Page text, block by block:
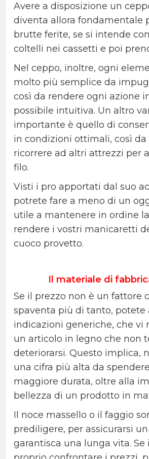
Avere a disposizione un
diventa allora fondamentale
brutte ferite, se si intende
coltelli nei cassetti e poi
Nel ceppo, inoltre, ogni
molto più semplice da
così da rendere ogni azione
possibile intuitiva. Un altro
importante è quello di
in condizioni ottimali, così da
ricorrere ad altri attrezzi per
filo.
Visti i pro apportati dal suo
potrete fare a meno di un
utile a mantenere in ordine
rendere i vostri manicaretti
cuoco provetto.
Il materiale di
Se il prezzo non è un fattore
spaventa più di tanto, potete
indicazioni generiche, che vi
un articolo in legno che non
deteriorarsi. Questo implica,
una cifra più alta da
maggiore durata, oltre alla
bellezza di un prodotto in
Il noce massello o il faggio
prediligere, per assicurarsi
garantisca una lunga vita. Se